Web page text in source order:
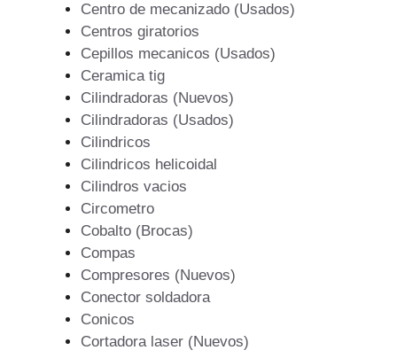
Centro de mecanizado (Usados)
Centros giratorios
Cepillos mecanicos (Usados)
Ceramica tig
Cilindradoras (Nuevos)
Cilindradoras (Usados)
Cilindricos
Cilindricos helicoidal
Cilindros vacios
Circometro
Cobalto (Brocas)
Compas
Compresores (Nuevos)
Conector soldadora
Conicos
Cortadora laser (Nuevos)